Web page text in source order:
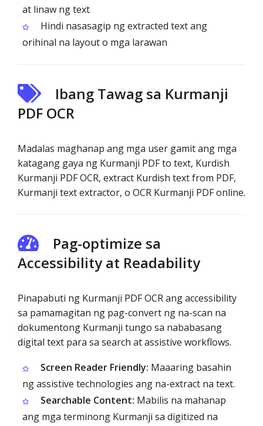
at linaw ng text
Hindi nasasagip ng extracted text ang
orihinal na layout o mga larawan
Ibang Tawag sa Kurmanji
PDF OCR
Madalas maghanap ang mga user gamit ang mga
katagang gaya ng Kurmanji PDF to text, Kurdish
Kurmanji PDF OCR, extract Kurdish text from PDF,
Kurmanji text extractor, o OCR Kurmanji PDF online.
Pag-optimize sa
Accessibility at Readability
Pinapabuti ng Kurmanji PDF OCR ang accessibility
sa pamamagitan ng pag-convert ng na-scan na
dokumentong Kurmanji tungo sa nababasang
digital text para sa search at assistive workflows.
Screen Reader Friendly: Maaaring basahin
ng assistive technologies ang na-extract na text.
Searchable Content: Mabilis na mahanap
ang mga terminong Kurmanji sa digitized na